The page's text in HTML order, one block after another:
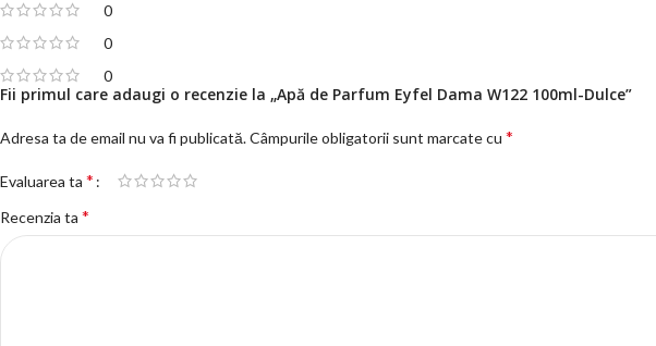
0
0
0
Fii primul care adaugi o recenzie la „Apă de Parfum Eyfel Dama W122 100ml-Dulce”
Adresa ta de email nu va fi publicată.Câmpurile obligatorii sunt marcate cu *
Evaluarea ta *
Recenzia ta *